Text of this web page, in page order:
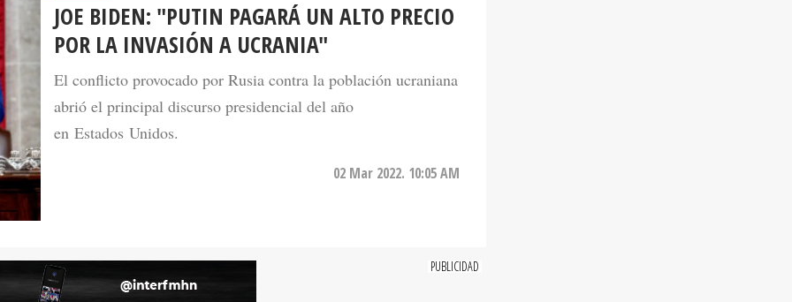
JOE BIDEN: "PUTIN PAGARÁ UN ALTO PRECIO
POR LA INVASIÓN A UCRANIA"
El conflicto provocado por Rusia contra la población ucraniana
abrió el principal discurso presidencial del año
en Estados Unidos.
02 Mar 2022. 10:05 AM